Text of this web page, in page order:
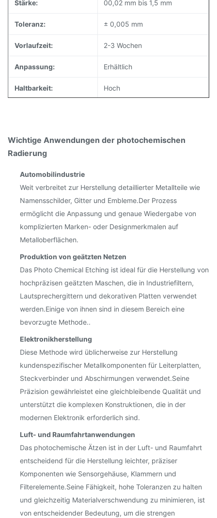
Stärke: 00,02 mm bis 1,5 mm
Toleranz: ± 0,005 mm
Vorlaufzeit: 2-3 Wochen
Anpassung: Erhältlich
Haltbarkeit: Hoch
Wichtige Anwendungen der photochemischen
Radierung
Automobilindustrie
Weit verbreitet zur Herstellung detaillierter Metallteile wie
Namensschilder, Gitter und Embleme.Der Prozess
ermöglicht die Anpassung und genaue Wiedergabe von
komplizierten Marken- oder Designmerkmalen auf
Metalloberflächen.
Produktion von geätzten Netzen
Das Photo Chemical Etching ist ideal für die Herstellung von
hochpräzisen geätzten Maschen, die in Industriefiltern,
Lautsprechergittern und dekorativen Platten verwendet
werden.Einige von ihnen sind in diesem Bereich eine
bevorzugte Methode..
Elektronikherstellung
Diese Methode wird üblicherweise zur Herstellung
kundenspezifischer Metallkomponenten für Leiterplatten,
Steckverbinder und Abschirmungen verwendet.Seine
Präzision gewährleistet eine gleichbleibende Qualität und
unterstützt die komplexen Konstruktionen, die in der
modernen Elektronik erforderlich sind.
Luft- und Raumfahrtanwendungen
Das photochemische Ätzen ist in der Luft- und Raumfahrt
entscheidend für die Herstellung leichter, präziser
Komponenten wie Sensorgehäuse, Klammern und
Filterelemente.Seine Fähigkeit, hohe Toleranzen zu halten
und gleichzeitig Materialverschwendung zu minimieren, ist
von entscheidender Bedeutung, um die strengen